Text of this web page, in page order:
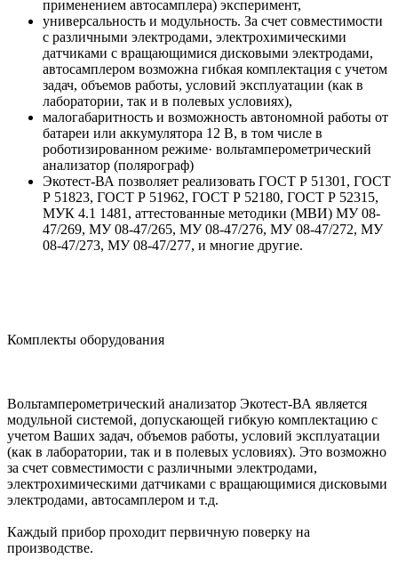
применением автосамплера) эксперимент,
универсальность и модульность. За счет совместимости
с различными электродами, электрохимическими
датчиками с вращающимися дисковыми электродами,
автосамплером возможна гибкая комплектация с учетом
задач, объемов работы, условий эксплуатации (как в
лаборатории, так и в полевых условиях),
малогабаритность и возможность автономной работы от
батареи или аккумулятора 12 В, в том числе в
роботизированном режиме· вольтамперометрический
анализатор (полярограф)
Экотест-ВА позволяет реализовать ГОСТ Р 51301, ГОСТ
Р 51823, ГОСТ Р 51962, ГОСТ Р 52180, ГОСТ Р 52315,
МУК 4.1 1481, аттестованные методики (МВИ) МУ 08-
47/269, МУ 08-47/265, МУ 08-47/276, МУ 08-47/272, МУ
08-47/273, МУ 08-47/277, и многие другие.
Комплекты оборудования
Вольтамперометрический анализатор Экотест-ВА является
модульной системой, допускающей гибкую комплектацию с
учетом Ваших задач, объемов работы, условий эксплуатации
(как в лаборатории, так и в полевых условиях). Это возможно
за счет совместимости с различными электродами,
электрохимическими датчиками с вращающимися дисковыми
электродами, автосамплером и т.д.
Каждый прибор проходит первичную поверку на
производстве.